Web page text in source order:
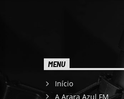
MENU
Início
A Arara Azul FM